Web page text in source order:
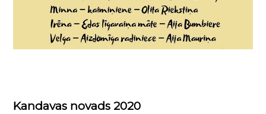
Kandavas novads 2020